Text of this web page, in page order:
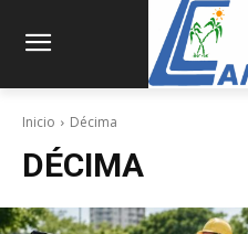
Inicio Décima
DÉCIMA